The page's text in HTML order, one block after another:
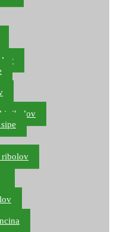
ribolov
ribolov